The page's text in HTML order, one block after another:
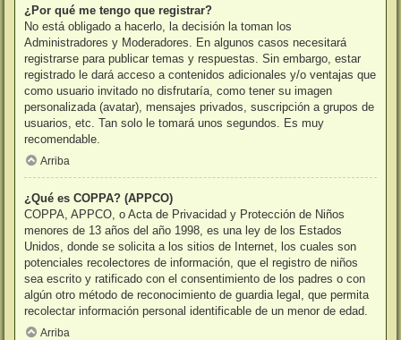
¿Por qué me tengo que registrar?
No está obligado a hacerlo, la decisión la toman los
Administradores y Moderadores. En algunos casos necesitará
registrarse para publicar temas y respuestas. Sin embargo, estar
registrado le dará acceso a contenidos adicionales y/o ventajas que
como usuario invitado no disfrutaría, como tener su imagen
personalizada (avatar), mensajes privados, suscripción a grupos de
usuarios, etc. Tan solo le tomará unos segundos. Es muy
recomendable.
Arriba
¿Qué es COPPA? (APPCO)
COPPA, APPCO, o Acta de Privacidad y Protección de Niños
menores de 13 años del año 1998, es una ley de los Estados
Unidos, donde se solicita a los sitios de Internet, los cuales son
potenciales recolectores de información, que el registro de niños
sea escrito y ratificado con el consentimiento de los padres o con
algún otro método de reconocimiento de guardia legal, que permita
recolectar información personal identificable de un menor de edad.
Arriba